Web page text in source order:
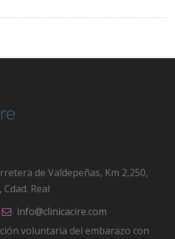
de Valdepeñas, Km 2,250,
Real
info@clinicacire.com
voluntaria del embarazo con